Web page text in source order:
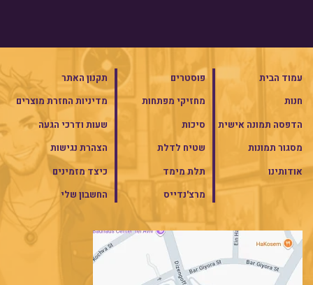
עמוד הבית
חנות
הדפסה תמונה אישית
מסגור תמונות
אודותינו
פוסטרים
מחזיקי מפתחות
סיכות
שטיח לדלת
תלת מימד
מרצ'נדייס
תקנון האתר
מדיניות החזרת מוצרים
שעות ודרכי הגעה
הצהרת נגישות
כיצד מזמינים
החשבון שלי